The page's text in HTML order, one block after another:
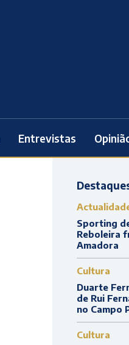
Entrevistas
Sporting
Reboleira
Amadora
Cultura
Duarte
de Rui
no Campo
Cultura